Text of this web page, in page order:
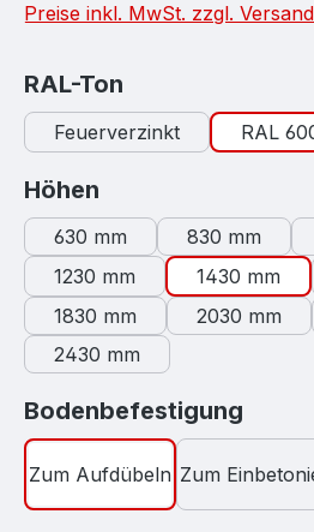
Preise inkl. MwSt. zzgl.
RAL-Ton
Feuerverzinkt RAL
Höhen
630 mm 830 mm
1230 mm
1430 mm
1830 mm
2030 mm
2430 mm
Bodenbefestigung
Zum Aufdübeln Zum